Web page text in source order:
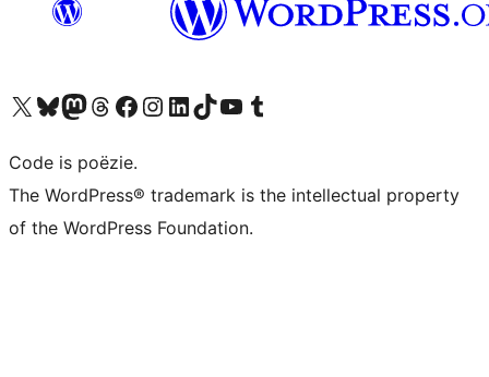
Bezoek ons X (voorheen Twitter) account
Bezoek ons Bluesky account
Bezoek ons Mastodon account
Bezoek ons Threads account
Onze Facebook pagina bezoeken
Bezoek ons Instagram account
Bezoek ons LinkedIn account
Bezoek ons TikTok account
Bezoek ons YouTube kanaalBezoek ons Tumblr account
Code is poëzie.
The WordPress® trademark is the intellectual property
of the WordPress Foundation.